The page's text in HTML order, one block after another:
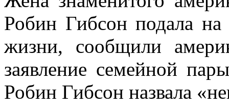
Робин Гибсон подала на
жизни, сообщили
заявление семейной
Робин Гибсон назвала